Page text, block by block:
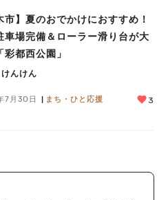
市】夏のおでかけにおすすめ！
車場完備＆ローラー滑り台が大
彩都西公園」
けんけん
7月30日 まち・ひと応援 3